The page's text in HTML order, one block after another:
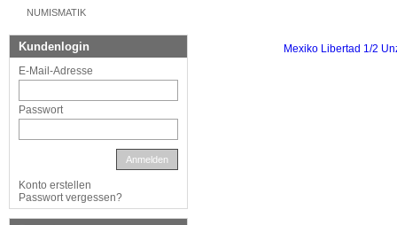
NUMISMATIK
Kundenlogin
E-Mail-Adresse
Passwort
Anmelden
Konto erstellen
Passwort vergessen?